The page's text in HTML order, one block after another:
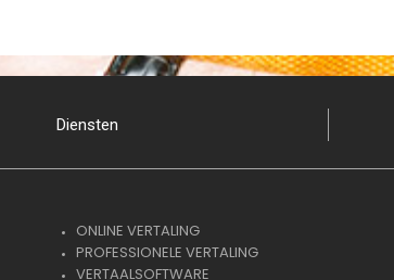
Diensten
ONLINE VERTALING
PROFESSIONELE VERTALING
VERTAALSOFTWARE